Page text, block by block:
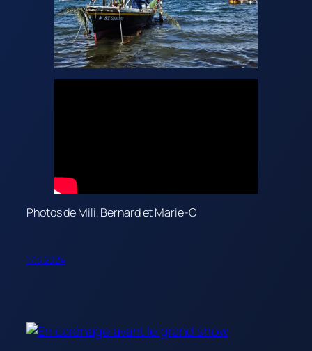
Photos de Mili, Bernard et Marie-O
17.3.2024